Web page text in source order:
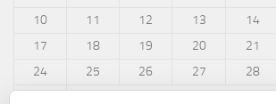
10
11 12 13 14
17
18 19 20 21
24
25 26 27 28